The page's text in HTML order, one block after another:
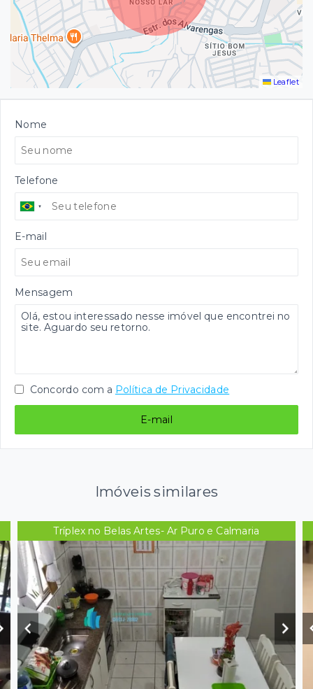
Leaflet
Nome
Telefone
E-mail
Mensagem
Concordo com a Política de Privacidade
E-mail
Imóveis similares
Tríplex no Belas Artes- Ar Puro e Calmaria